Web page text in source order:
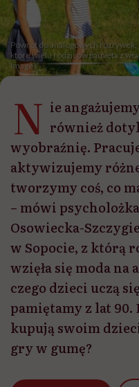
Powrót do analogowych rozrywek:
które wielu rodziców pamięta z
Images
N ie
również
wyobraźnię.
aktywizujemy
tworzymy coś, co
– mówi
Osowiecka-
w Sopocie, z którą
wzięła się moda
czego dzieci uczą
pamiętamy z lat
kupują swoim
gry w gumę?